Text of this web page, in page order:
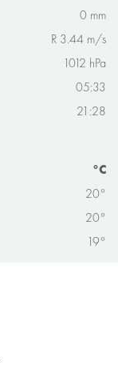
0 mm
R 3.44 m/s
1012 hPa
05:33
21:28
°C
20°
20°
19°